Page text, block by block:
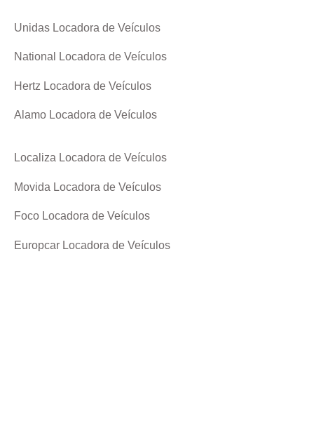
Unidas Locadora de Veículos
National Locadora de Veículos
Hertz Locadora de Veículos
Alamo Locadora de Veículos
Localiza Locadora de Veículos
Movida Locadora de Veículos
Foco Locadora de Veículos
Europcar Locadora de Veículos